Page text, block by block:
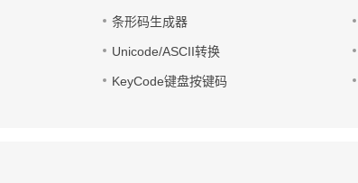
条形码生成器
Unicode/ASCII转换
KeyCode键盘按键码